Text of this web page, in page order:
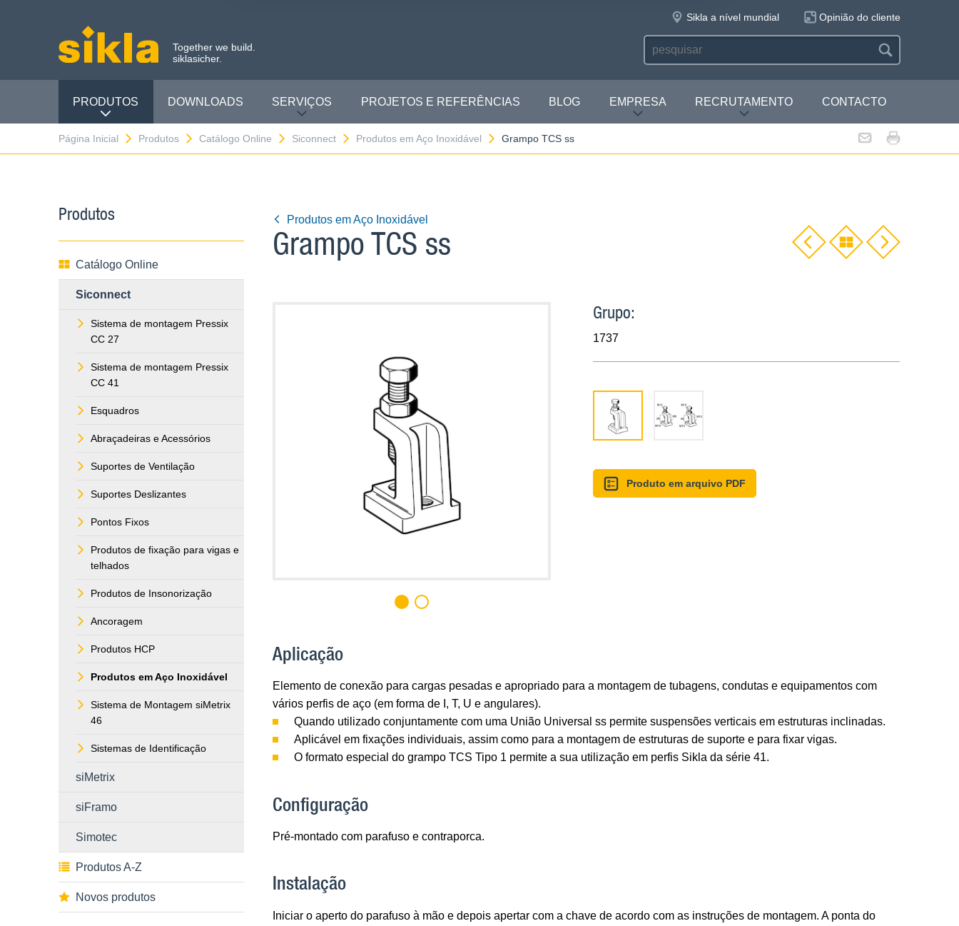
Together we build.
siklasicher.
Sikla a nível mundial Opinião do cliente
PRODUTOS DOWNLOADS SERVIÇOS PROJETOS E REFERÊNCIAS BLOG EMPRESA RECRUTAMENTO CONTACTO
Página Inicial Produtos Catálogo Online Siconnect Produtos em Aço Inoxidável Grampo TCS ss
Produtos
Catálogo Online
Siconnect
Sistema de montagem Pressix
CC 27
Sistema de montagem Pressix
CC 41
Esquadros
Abraçadeiras e Acessórios
Suportes de Ventilação
Suportes Deslizantes
Pontos Fixos
Produtos de fixação para vigas e
telhados
Produtos de Insonorização
Ancoragem
Produtos HCP
Produtos em Aço Inoxidável
Sistema de Montagem siMetrix
46
Sistemas de Identificação
siMetrix
siFramo
Simotec
Produtos A-Z
Novos produtos
Produtos em Aço Inoxidável
Grampo TCS ss
Grupo:
1737
Produto em arquivo PDF
Aplicação
Elemento de conexão para cargas pesadas e apropriado para a montagem de tubagens, condutas e equipamentos com
vários perfis de aço (em forma de I, T, U e angulares).
Quando utilizado conjuntamente com uma União Universal ss permite suspensões verticais em estruturas inclinadas.
Aplicável em fixações individuais, assim como para a montagem de estruturas de suporte e para fixar vigas.
O formato especial do grampo TCS Tipo 1 permite a sua utilização em perfis Sikla da série 41.
Configuração
Pré-montado com parafuso e contraporca.
Instalação
Iniciar o aperto do parafuso à mão e depois apertar com a chave de acordo com as instruções de montagem. A ponta do